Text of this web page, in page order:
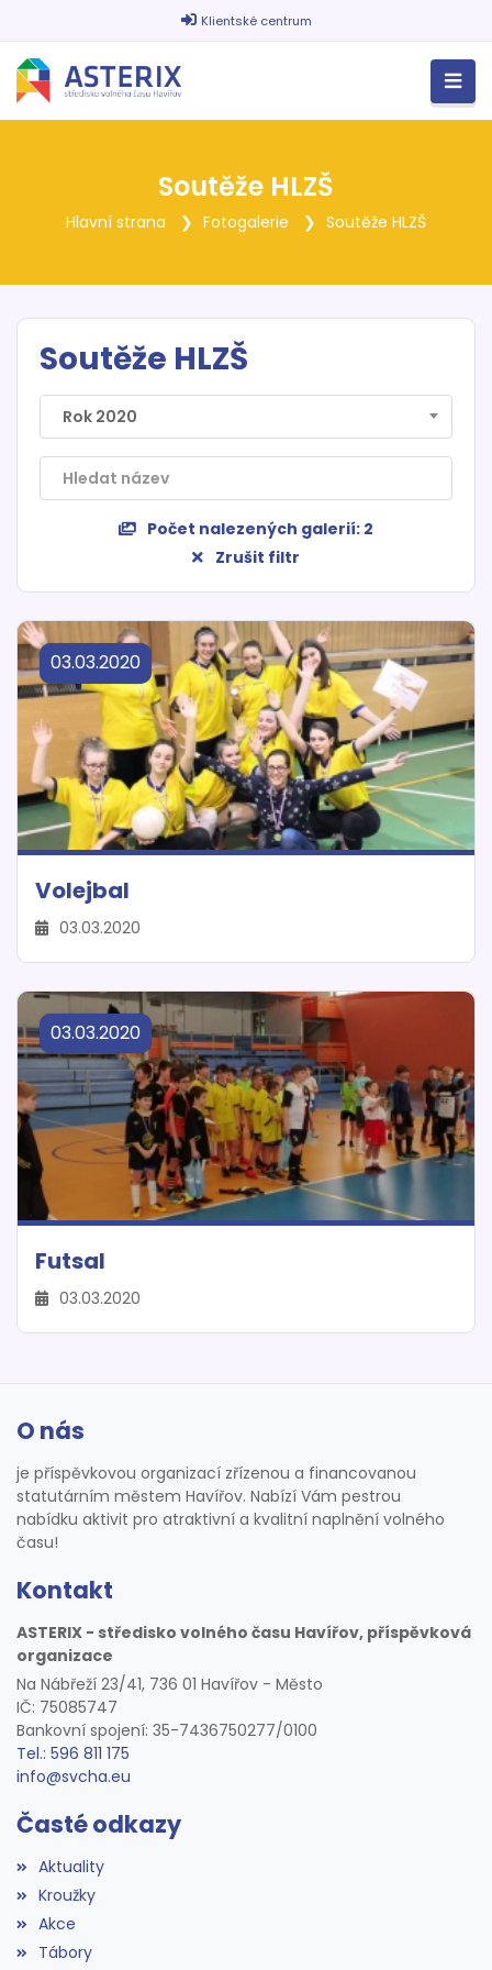
Klientské centrum
Soutěže HLZŠ
Hlavní strana Fotogalerie Soutěže HLZŠ
Soutěže HLZŠ
Rok 2020
Počet nalezených galerií: 2
Zrušit filtr
03.03.2020
Volejbal
03.03.2020
03.03.2020
Futsal
03.03.2020
O nás
je příspěvkovou organizací zřízenou a financovanou
statutárním městem Havířov. Nabízí Vám pestrou
nabídku aktivit pro atraktivní a kvalitní naplnění volného
času!
Kontakt
ASTERIX - středisko volného času Havířov, příspěvková
organizace
Na Nábřeží 23/41, 736 01 Havířov - Město
IČ: 75085747
Bankovní spojení: 35-7436750277/0100
Tel.: 596 811 175
info@svcha.eu
Časté odkazy
Aktuality
Kroužky
Akce
Tábory